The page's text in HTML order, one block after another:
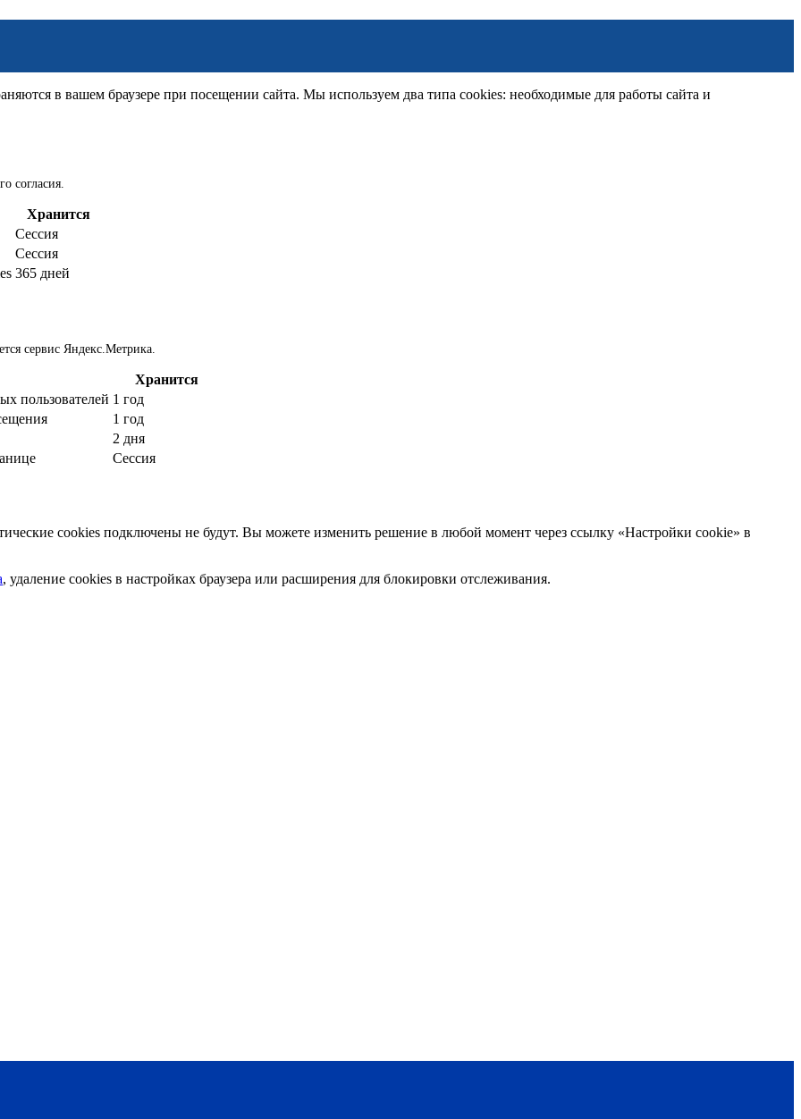
в вашем браузере при посещении сайта. Мы используем два типа cookies: необходимые для работы сайта и
согласия.
Хранится
Сессия
Сессия
365 дней
сервис Яндекс.Метрика.
Хранится
пользователей 1 год
1 год
2 дня
Сессия
cookies подключены не будут. Вы можете изменить решение в любой момент через ссылку «Настройки cookie» в
, удаление cookies в настройках браузера или расширения для блокировки отслеживания.